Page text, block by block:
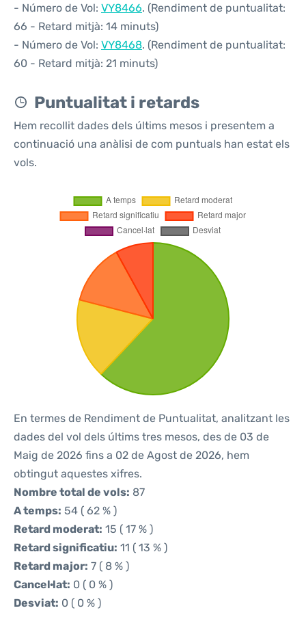
- Número de Vol: VY8466. (Rendiment de puntualitat:
66 - Retard mitjà: 14 minuts)
- Número de Vol: VY8468. (Rendiment de puntualitat:
60 - Retard mitjà: 21 minuts)
Puntualitat i retards
Hem recollit dades dels últims mesos i presentem a
continuació una anàlisi de com puntuals han estat els
vols.
En termes de Rendiment de Puntualitat, analitzant les
dades del vol dels últims tres mesos, des de 03 de
Maig de 2026 fins a 02 de Agost de 2026, hem
obtingut aquestes xifres.
Nombre total de vols: 87
A temps: 54 ( 62 % )
Retard moderat: 15 ( 17 % )
Retard significatiu: 11 ( 13 % )
Retard major: 7 ( 8 % )
Cancel·lat: 0 ( 0 % )
Desviat: 0 ( 0 % )